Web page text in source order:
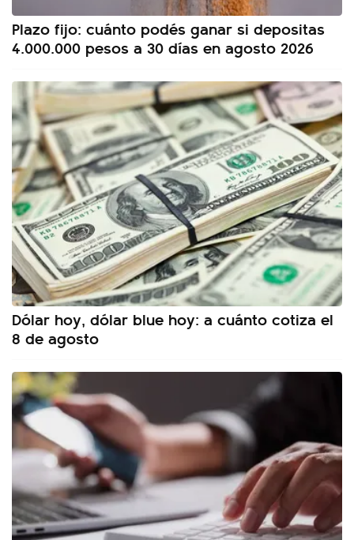
Plazo fijo: cuánto podés ganar si depositas
4.000.000 pesos a 30 días en agosto 2026
Dólar hoy, dólar blue hoy: a cuánto cotiza el
8 de agosto